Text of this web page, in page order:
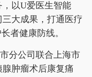
以U爱医生智能
大成果，打通医疗
者健康防线。
分公司联合上海市
肿瘤术后康复痛